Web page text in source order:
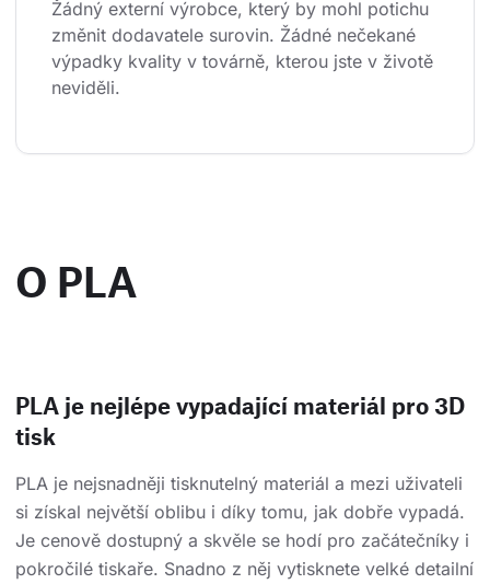
Žádný externí výrobce, který by mohl potichu
změnit dodavatele surovin. Žádné nečekané
výpadky kvality v továrně, kterou jste v životě
neviděli.
O PLA
PLA je nejlépe vypadající materiál pro 3D
tisk
PLA je nejsnadněji tisknutelný materiál a mezi uživateli
si získal největší oblibu i díky tomu, jak dobře vypadá.
Je cenově dostupný a skvěle se hodí pro začátečníky i
pokročilé tiskaře. Snadno z něj vytisknete velké detailní